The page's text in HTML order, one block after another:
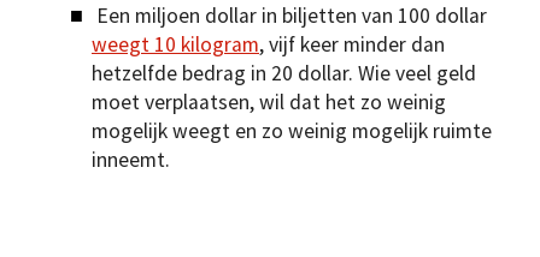
Een miljoen dollar in biljetten van 100 dollar
weegt 10 kilogram, vijf keer minder dan
hetzelfde bedrag in 20 dollar. Wie veel geld
moet verplaatsen, wil dat het zo weinig
mogelijk weegt en zo weinig mogelijk ruimte
inneemt.